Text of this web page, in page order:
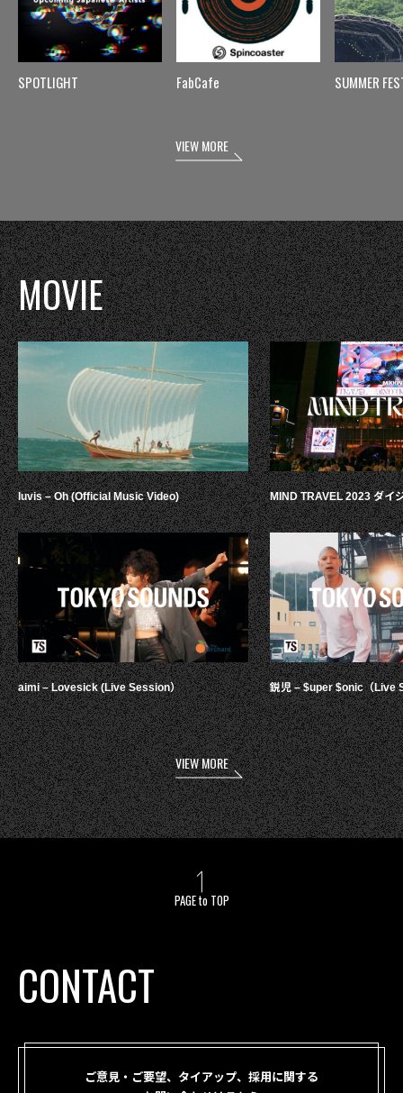
SPOTLIGHT FabCafe SUMMER
VIEW MORE
MOVIE
luvis – Oh (Official Music Video)
aimi – Lovesick (Live Session）
MIND TRAVEL 2023 ダイ
鋭児 – $uper $onic（Live
VIEW MORE
PAGE to TOP
CONTACT
ご意見・ご要望、タイアップ、採用に関する